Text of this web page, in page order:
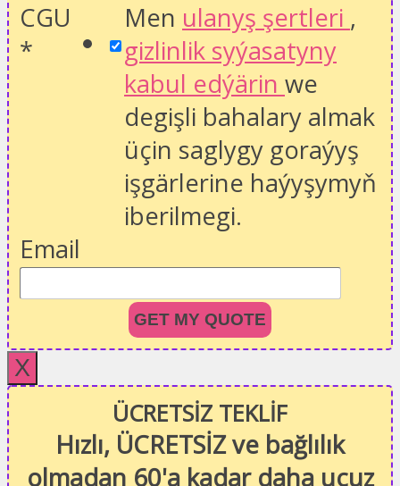
CGU
*
Men ulanyş şertleri ,
gizlinlik syýasatyny
kabul edýärin we
degişli bahalary almak
üçin saglygy goraýyş
işgärlerine haýyşymyň
iberilmegi.
Email
GET MY QUOTE
X
ÜCRETSİZ TEKLİF
Hızlı, ÜCRETSİZ ve bağlılık
olmadan 60'a kadar daha ucuz